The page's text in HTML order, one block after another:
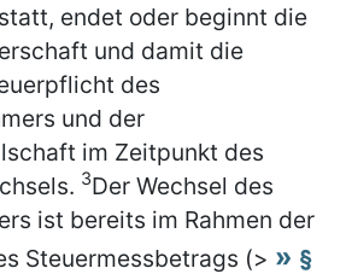
endet oder beginnt die
und damit die
des
und der
im Zeitpunkt des
3Der Wechsel des
ist bereits im Rahmen der
Steuermessbetrags (>
§